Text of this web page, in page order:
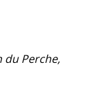
du Perche,